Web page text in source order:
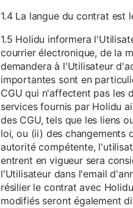
1.4 La langue du contrat est
1.5 Holidu informera
courrier électronique, de la
demandera à l'Utilisateur
importantes sont en
CGU qui n'affectent pas les
services fournis par Holidu
des CGU, tels que les liens
loi, ou (ii) des changements
autorité compétente,
entrent en vigueur sera
l'Utilisateur dans l'email
résilier le contrat avec
modifiés seront également